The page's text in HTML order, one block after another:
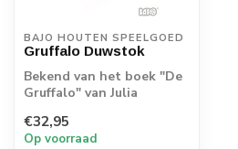
BAJO HOUTEN SPEELGOED
Gruffalo Duwstok
Bekend van het boek "De
Gruffalo" van Julia
speelgoed van Gruffal...
€32,95
Op voorraad